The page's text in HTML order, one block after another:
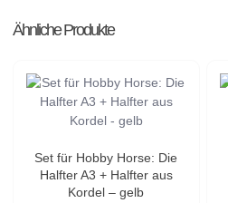
Ähnliche Produkte
Set für Hobby Horse: Die
Halfter A3 + Halfter aus
Kordel – gelb